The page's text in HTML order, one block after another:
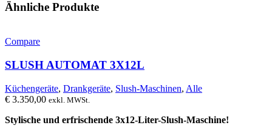
Ähnliche Produkte
Compare
SLUSH AUTOMAT 3X12L
Küchengeräte, Drankgeräte, Slush-Maschinen, Alle
€ 3.350,00 exkl. MWSt.
Stylische und erfrischende 3x12-Liter-Slush-Maschine!